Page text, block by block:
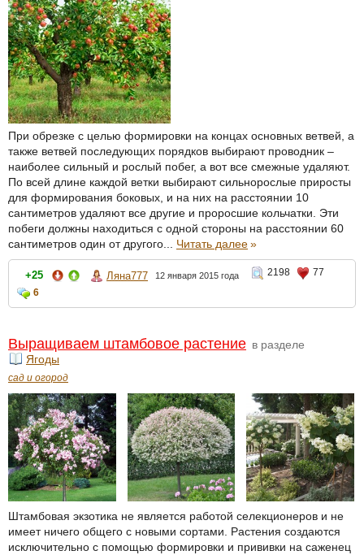
При обрезке с целью формировки на концах основных ветвей, а
также ветвей последующих порядков выбирают проводник –
наиболее сильный и рослый побег, а вот все смежные удаляют.
По всей длине каждой ветки выбирают сильнорослые приросты
для формирования боковых, и на них на расстоянии 10
сантиметров удаляют все другие и проросшие кольчатки. Эти
побеги должны находиться с одной стороны на расстоянии 60
сантиметров один от другого... Читать далее»
+25 Ляна777 12 января 2015 года 2198
77
6
Выращиваем штамбовое растение в разделе
Ягоды
сад и огород
Штамбовая экзотика не является работой селекционеров и не
имеет ничего общего с новыми сортами. Растения создаются
исключительно с помощью формировки и прививки на саженец